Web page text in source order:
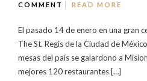
COMMENT
READ MORE
El pasado 14 de enero en una gran
The St. Regis de la Ciudad de
mesas del país se galardono a
mejores 120 restaurantes […]